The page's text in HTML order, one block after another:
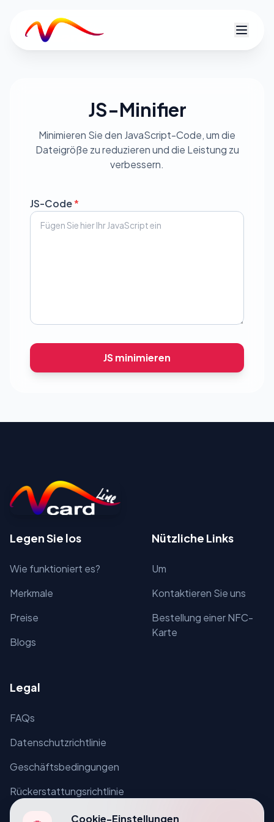
V
JS-Minifier
Minimieren Sie den JavaScript-Code, um die
Dateigröße zu reduzieren und die Leistung zu
verbessern.
JS-Code*
JS minimieren
Cookie-Einstellungen
Legen Sie los
Wie funktioniert es?
Merkmale
Preise
Blogs
Nützliche Links
Um
Kontaktieren Sie uns
Bestellung einer NFC-
Karte
Legal
FAQs
Datenschutzrichtlinie
Geschäftsbedingungen
Rückerstattungsrichtlinie